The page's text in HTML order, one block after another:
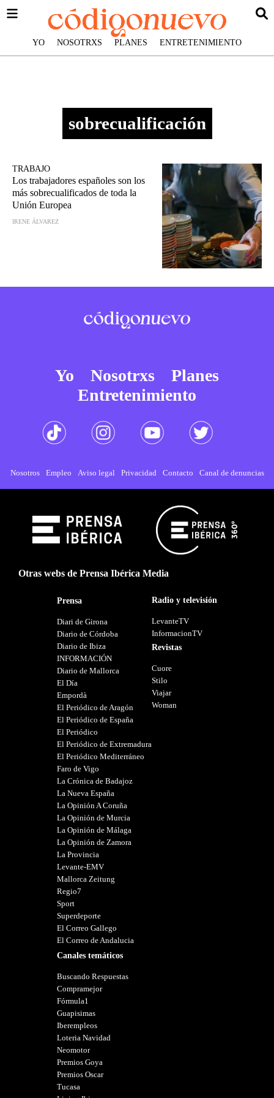
YO NOSOTRXS PLANES ENTRETENIMIENTO
sobrecualificación
TRABAJO
Los trabajadores españoles son los
más sobrecualificados de toda la
Unión Europea
IRENE ÁLVAREZ
Yo Nosotrxs
Planes
Entretenimiento
Nosotros Empleo Aviso legal Privacidad Contacto Canal de denuncias
Otras webs de Prensa Ibérica Media
Prensa
Diari de Girona
Diario de Córdoba
Diario de Ibiza
INFORMACIÓN
Diario de Mallorca
El Día
Empordà
El Periódico de Aragón
El Periódico de España
El Periódico
El Periódico de Extremadura
El Periódico Mediterráneo
Faro de Vigo
La Crónica de Badajoz
La Nueva España
La Opinión A Coruña
La Opinión de Murcia
La Opinión de Málaga
La Opinión de Zamora
La Provincia
Levante-EMV
Mallorca Zeitung
Regio7
Sport
Superdeporte
El Correo Gallego
El Correo de Andalucia
Canales temáticos
Buscando Respuestas
Compramejor
Fórmula1
Guapisimas
Iberempleos
Loteria Navidad
Neomotor
Premios Goya
Premios Oscar
Tucasa
Radio y televisión
LevanteTV
InformacionTV
Revistas
Cuore
Stilo
Viajar
Woman